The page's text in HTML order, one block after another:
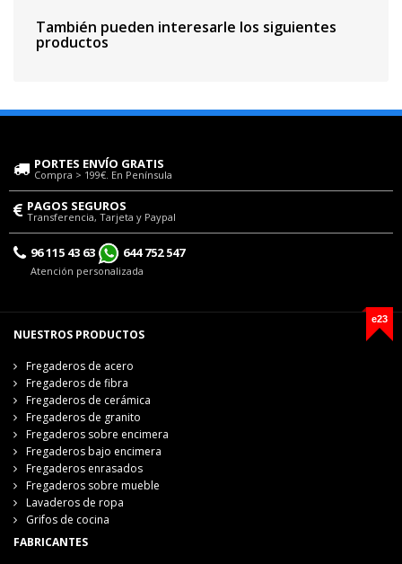
También pueden interesarle los siguientes
productos
PORTES ENVÍO GRATIS
Compra > 199€. En Península
PAGOS SEGUROS
Transferencia, Tarjeta y Paypal
96 115 43 63 644 752 547
Atención personalizada
e23
NUESTROS PRODUCTOS
Fregaderos de acero
Fregaderos de fibra
Fregaderos de cerámica
Fregaderos de granito
Fregaderos sobre encimera
Fregaderos bajo encimera
Fregaderos enrasados
Fregaderos sobre mueble
Lavaderos de ropa
Grifos de cocina
FABRICANTES